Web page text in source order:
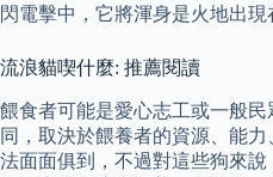
閃電擊中，它將渾身是火地出現
流浪貓喫什麼: 推薦閱讀
餵食者可能是愛心志工或一般
同，取決於餵養者的資源、能
法面面俱到，不過對這些狗來